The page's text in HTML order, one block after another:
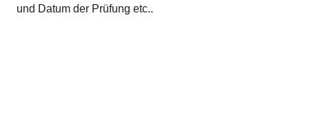
und Datum der Prüfung etc..